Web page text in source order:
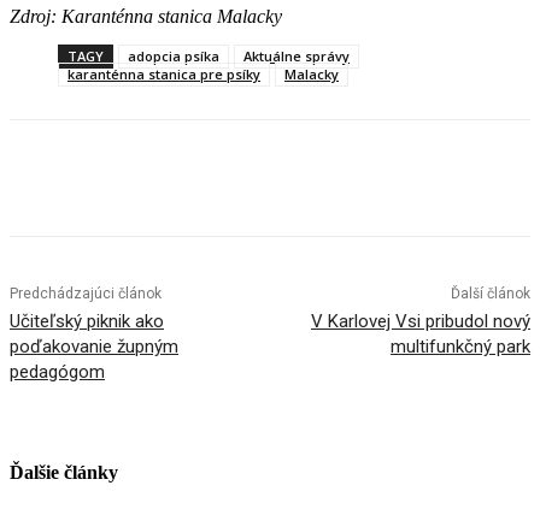
Zdroj: Karanténna stanica Malacky
TAGY adopcia psíka
Aktuálne správy
karanténna stanica pre psíky
Malacky
Predchádzajúci článok
Učiteľský piknik ako
poďakovanie župným
pedagógom
Ďalší článok
V Karlovej Vsi pribudol nový
multifunkčný park
Ďalšie články